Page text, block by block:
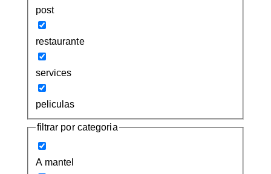
post
restaurante
services
peliculas
filtrar por categoria
A mantel